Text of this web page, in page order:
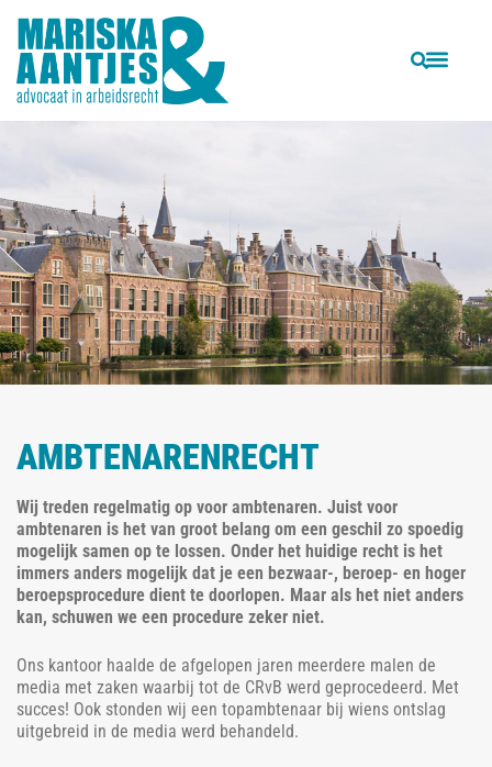
AMBTENARENRECHT
Wij treden regelmatig op voor ambtenaren. Juist voor
ambtenaren is het van groot belang om een geschil zo spoedig
mogelijk samen op te lossen. Onder het huidige recht is het
immers anders mogelijk dat je een bezwaar-, beroep- en hoger
beroepsprocedure dient te doorlopen. Maar als het niet anders
kan, schuwen we een procedure zeker niet.
Ons kantoor haalde de afgelopen jaren meerdere malen de
media met zaken waarbij tot de CRvB werd geprocedeerd. Met
succes! Ook stonden wij een topambtenaar bij wiens ontslag
uitgebreid in de media werd behandeld.